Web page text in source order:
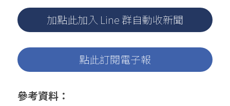
加點此加入 Line 群自動收新聞
點此訂閱電子報
參考資料：